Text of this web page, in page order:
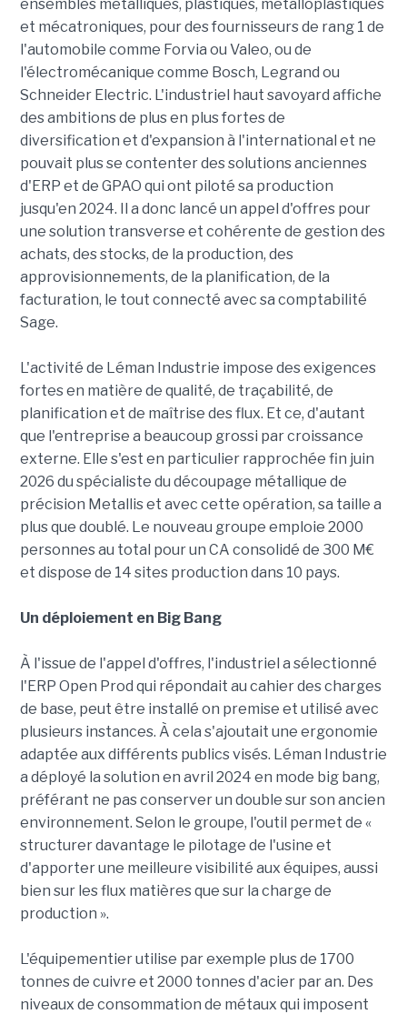
ensembles métalliques, plastiques, métalloplastiques
et mécatroniques, pour des fournisseurs de rang 1 de
l'automobile comme Forvia ou Valeo, ou de
l'électromécanique comme Bosch, Legrand ou
Schneider Electric. L'industriel haut savoyard affiche
des ambitions de plus en plus fortes de
diversification et d'expansion à l'international et ne
pouvait plus se contenter des solutions anciennes
d'ERP et de GPAO qui ont piloté sa production
jusqu'en 2024. Il a donc lancé un appel d'offres pour
une solution transverse et cohérente de gestion des
achats, des stocks, de la production, des
approvisionnements, de la planification, de la
facturation, le tout connecté avec sa comptabilité
Sage.
L'activité de Léman Industrie impose des exigences
fortes en matière de qualité, de traçabilité, de
planification et de maîtrise des flux. Et ce, d'autant
que l'entreprise a beaucoup grossi par croissance
externe. Elle s'est en particulier rapprochée fin juin
2026 du spécialiste du découpage métallique de
précision Metallis et avec cette opération, sa taille a
plus que doublé. Le nouveau groupe emploie 2000
personnes au total pour un CA consolidé de 300 M€
et dispose de 14 sites production dans 10 pays.
Un déploiement en Big Bang
À l'issue de l'appel d'offres, l'industriel a sélectionné
l'ERP Open Prod qui répondait au cahier des charges
de base, peut être installé on premise et utilisé avec
plusieurs instances. À cela s'ajoutait une ergonomie
adaptée aux différents publics visés. Léman Industrie
a déployé la solution en avril 2024 en mode big bang,
préférant ne pas conserver un double sur son ancien
environnement. Selon le groupe, l'outil permet de «
structurer davantage le pilotage de l'usine et
d'apporter une meilleure visibilité aux équipes, aussi
bien sur les flux matières que sur la charge de
production ».
L'équipementier utilise par exemple plus de 1700
tonnes de cuivre et 2000 tonnes d'acier par an. Des
niveaux de consommation de métaux qui imposent